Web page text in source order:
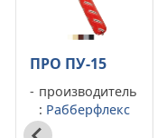
ПРО ПУ-25
производитель
: Рабберфлекс